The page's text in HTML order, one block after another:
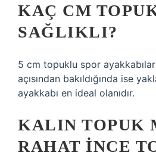
KAÇ CM
SAĞLIKLI?
5 cm topuklu spor
açısından bakıldığında ise
ayakkabı en ideal olanıdır.
KALIN TOPUK
RAHAT INCE